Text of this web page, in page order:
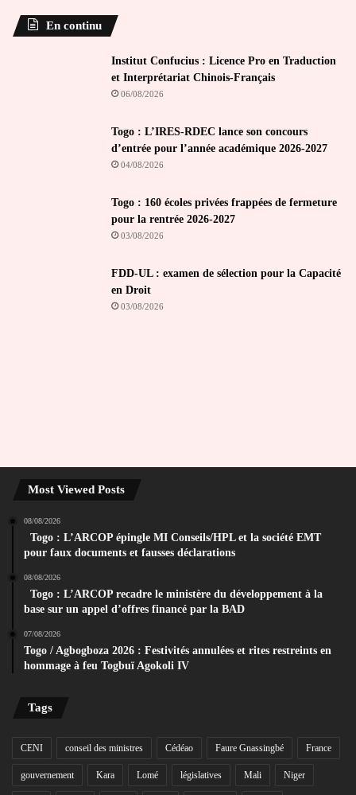
En continu
Institut Confucius : Licence Pro en Traduction
et Interprétariat Chinois-Français
06/08/2026
Togo : L’IRES-RDEC lance son concours
d’entrée pour l’année académique 2026-2027
04/08/2026
Togo : 160 écoles privées frappées de fermeture
pour la rentrée 2026-2027
03/08/2026
FDD-UL : examen de sélection pour la Capacité
en Droit
03/08/2026
Most Viewed Posts
08/08/2026
Togo : L’ARCOP épingle MI Conseils/HPL et la société EMT
pour faux documents et fausses déclarations
08/08/2026
Togo : L’ARCOP recadre le ministère du développement à la
base sur un appel d’offres financé par la BAD
07/08/2026
Togo / Agbogboza 2026 : Festivités annulées et rites restreints en
hommage à feu Togbuï Agokoli IV
Tags
CENI conseil des ministres Cédéao Faure Gnassingbé France
gouvernement Kara Lomé législatives Mali Niger